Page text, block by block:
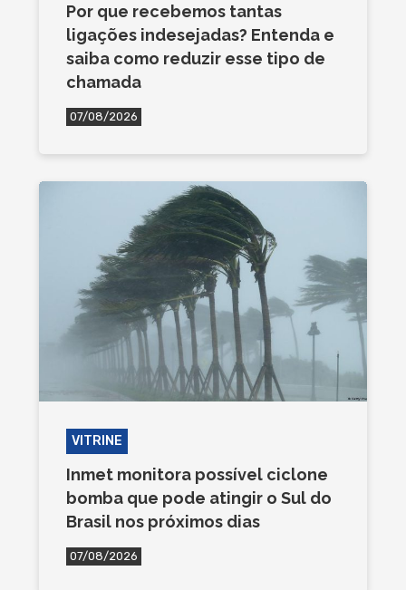
Por que recebemos tantas
ligações indesejadas? Entenda e
saiba como reduzir esse tipo de
chamada
07/08/2026
VITRINE
Inmet monitora possível ciclone
bomba que pode atingir o Sul do
Brasil nos próximos dias
07/08/2026